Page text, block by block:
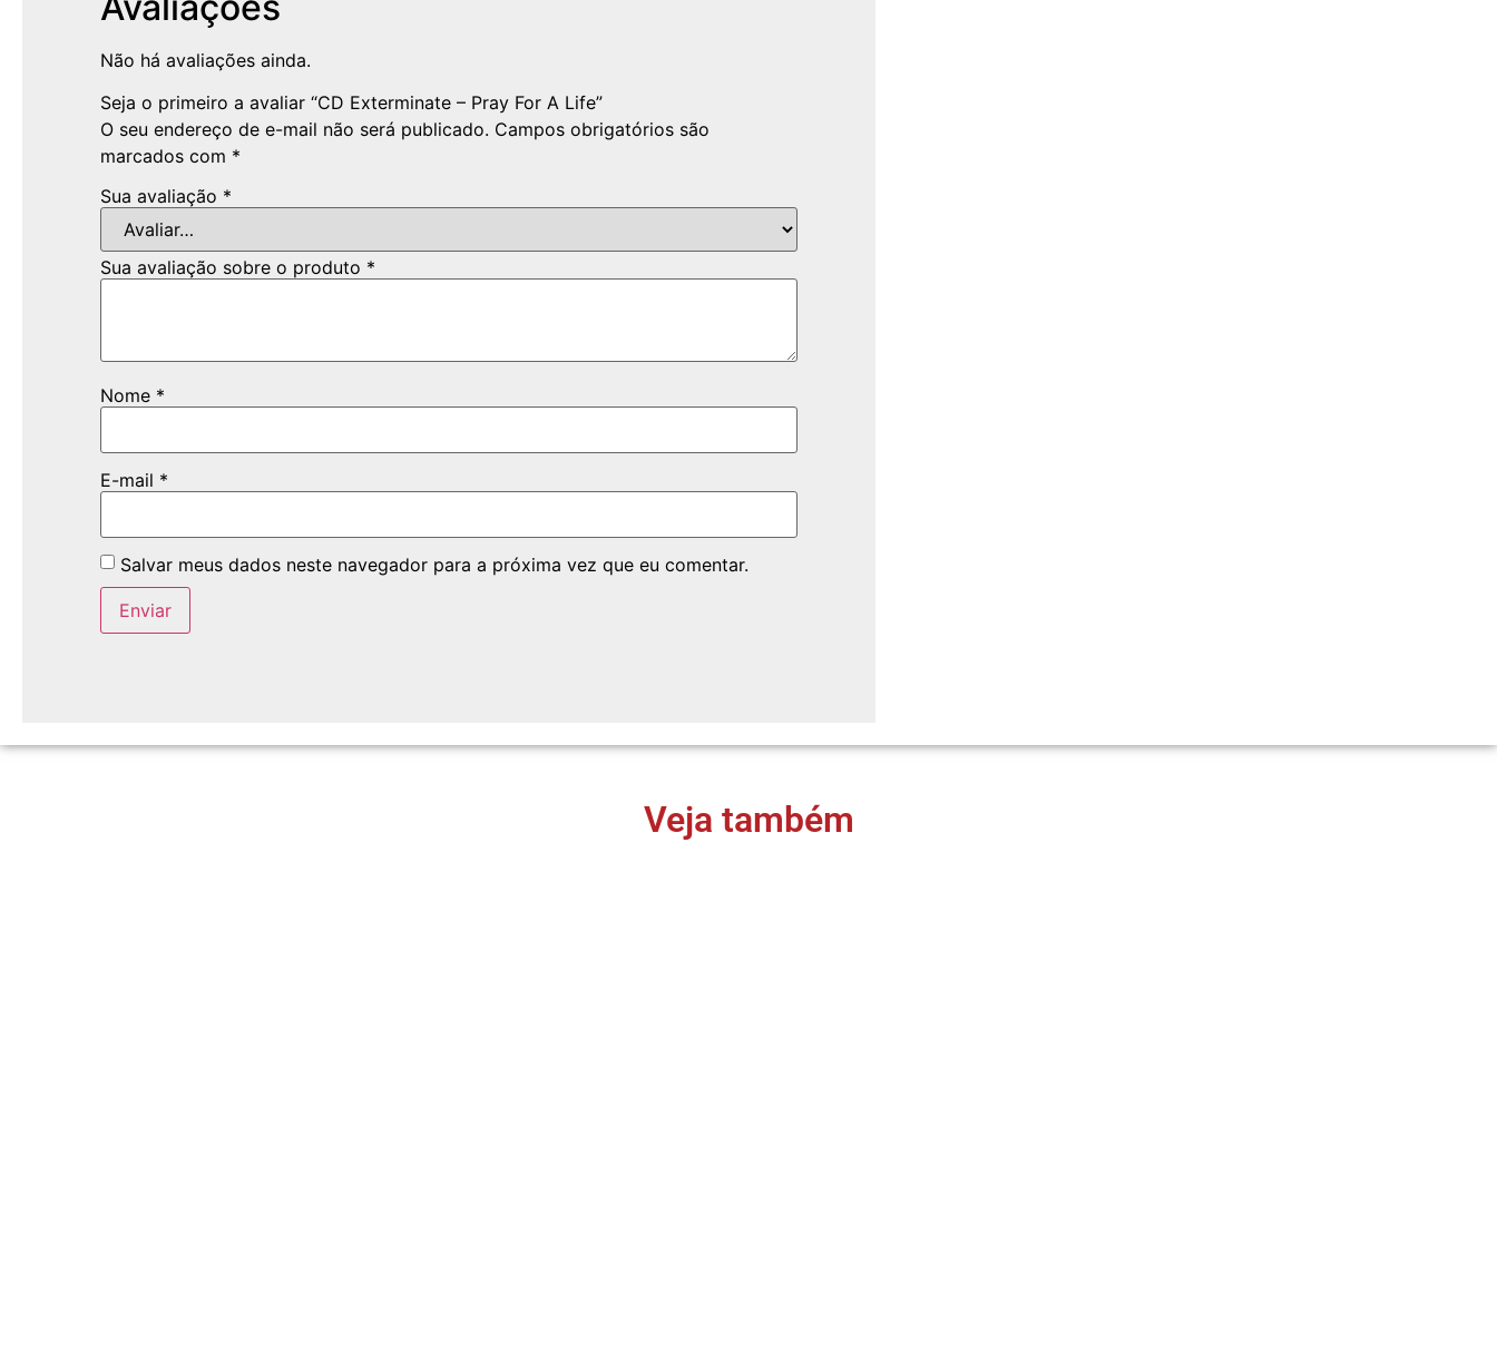
Não há avaliações ainda.
Seja o primeiro a avaliar “CD Exterminate – Pray For A Life”
O seu endereço de e-mail não será publicado. Campos obrigatórios são
marcados com *
Sua avaliação *
Sua avaliação sobre o produto *
Nome *
E-mail *
Salvar meus dados neste navegador para a próxima vez que eu comentar.
Veja também